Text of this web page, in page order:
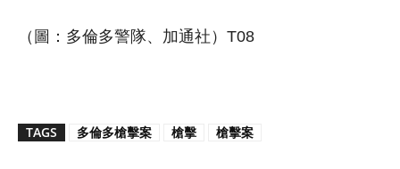
（圖：多倫多警隊、加通社）T08
TAGS 多倫多槍擊案 槍擊 槍擊案